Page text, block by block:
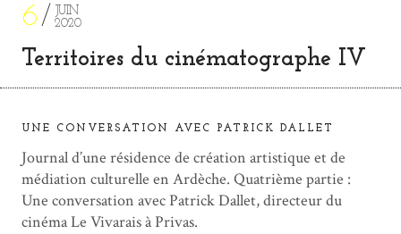
6
JUIN
2020
Territoires du cinématographe IV
UNE CONVERSATION AVEC PATRICK DALLET
Journal d’une résidence de création artistique et de
médiation culturelle en Ardèche. Quatrième partie :
Une conversation avec Patrick Dallet, directeur du
cinéma Le Vivarais à Privas.